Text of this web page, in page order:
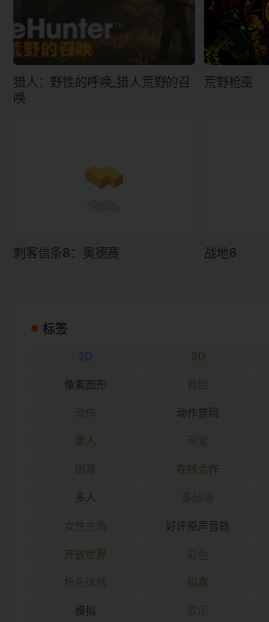
猎人：野性的呼唤_猎人荒野的召
唤
荒野枪巫
刺客信条8：奥德赛 战地6
标签
2D 3D
像素图形
动作冒险
单人
在线合作
多人
好评原声音轨
开放世界
拟真
模拟